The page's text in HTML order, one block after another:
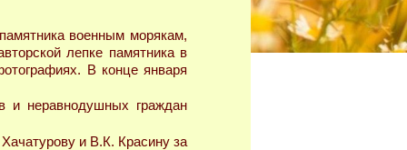
военным морякам,
лепке памятника в
В конце января
и неравнодушных граждан
и В.К. Красину за